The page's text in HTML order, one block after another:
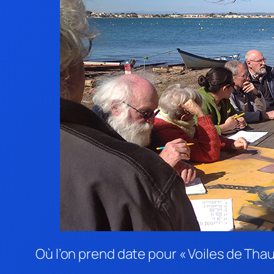
Où l’on prend date pour « Voiles de